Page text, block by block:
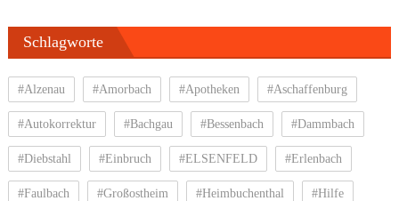
Schlagworte
#Alzenau #Amorbach #Apotheken #Aschaffenburg
#Autokorrektur #Bachgau #Bessenbach #Dammbach
#Diebstahl #Einbruch #ELSENFELD #Erlenbach
#Faulbach #Großostheim #Heimbuchenthal #Hilfe